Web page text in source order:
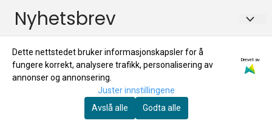
Org. nr. 971146761
Tlf:72884800
mail@kikkertspesialisten.no
Miljøprofil
Salgsbetingelser
Personvern
Miljøprofil
Nyhetsbrev
Registrer deg for å motta nyheter og tilbud!
E-post
Dette nettstedet bruker informasjonskapsler for å
fungere korrekt, analysere trafikk, personalisering av
annonser og annonsering.
Drevet av
Juster innstillingene
Avslå alle
Godta alle